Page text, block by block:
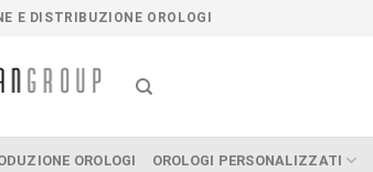
E DISTRIBUZIONE OROLOGI
OROLOGI OROLOGI PERSONALIZZATI